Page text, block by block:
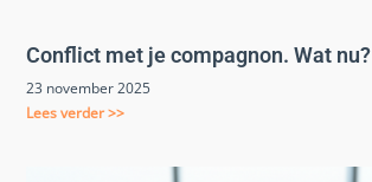
Conflict met je compagnon. Wat nu?
23 november 2025
Lees verder >>